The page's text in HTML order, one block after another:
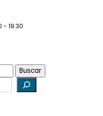
- 19:30
Ultreya
todo tipo de artículos
Buscar